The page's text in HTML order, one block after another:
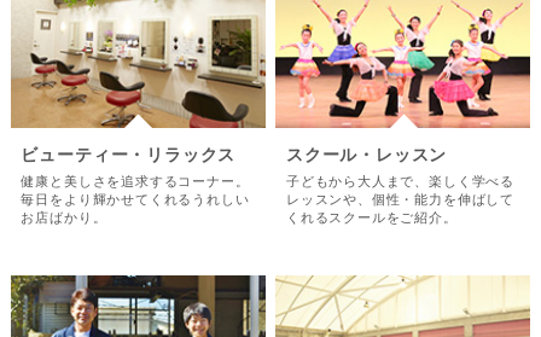
ビューティー・リラックス
健康と美しさを追求するコーナー。
毎日をより輝かせてくれるうれしい
お店ばかり。
スクール・レッスン
子どもから大人まで、楽しく学べる
レッスンや、個性・能力を伸ばして
くれるスクールをご紹介。